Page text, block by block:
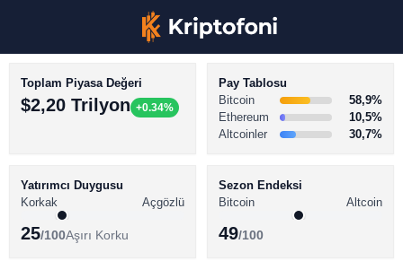
BİTCOİN HABERLERİ
ALTCOİN HABERLERİ
Toplam Piyasa Değeri
$2,20 Trilyon +0.34%
Pay Tablosu
Bitcoin
58,9%
Ethereum
10,5%
Altcoinler
30,7%
Yatırımcı Duygusu
Korkak
Açgözlü
25/100Aşırı Korku
Sezon Endeksi
Bitcoin
Altcoin
49/100